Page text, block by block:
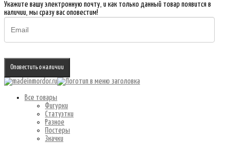
Укажите вашу электронную почту, и как только данный товар появится в
наличии, мы сразу вас оповестим!
Оповестить о наличии
Все товары
Фигурки
Статуэтки
Разное
Постеры
Значки